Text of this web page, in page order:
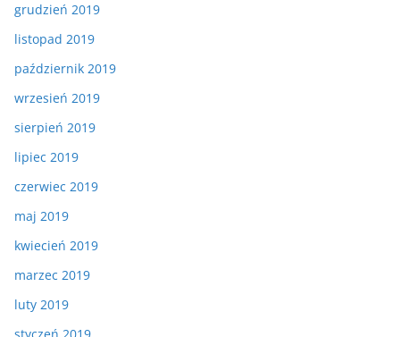
grudzień 2019
listopad 2019
październik 2019
wrzesień 2019
sierpień 2019
lipiec 2019
czerwiec 2019
maj 2019
kwiecień 2019
marzec 2019
luty 2019